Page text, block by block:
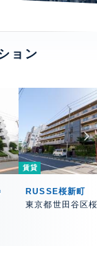
ョン
賃貸
RUSSE桜新町
東京都世田谷区